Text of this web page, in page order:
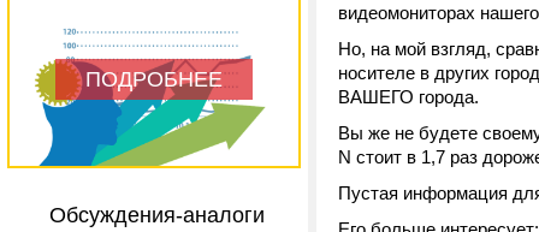
ПОДРОБНЕЕ
Обсуждения-аналоги
видеомониторах
Но, на мой взгляд,
носителе в других
ВАШЕГО города.
Вы же не будете
N стоит в 1,7 раз
Пустая информация